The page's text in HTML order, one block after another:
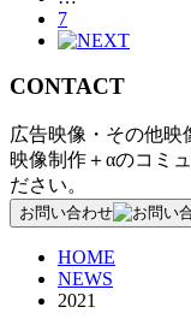
7
CONTACT
広告映像・その他映
映像制作＋αのコミ
ださい。
お問い合わせ
HOME
NEWS
2021